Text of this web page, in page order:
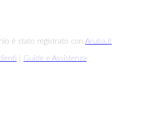
è stato registrato con Aruba.it
Guide e Assistenza